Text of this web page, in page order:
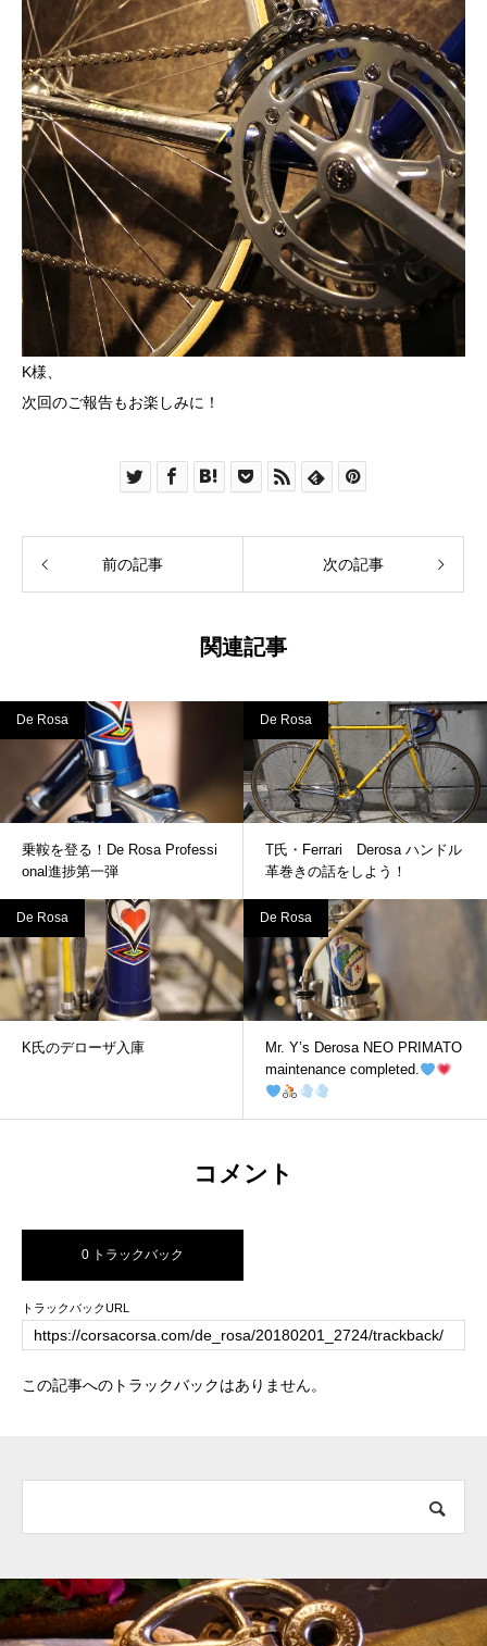
K様、
次回のご報告もお楽しみに！
前の記事 次の記事
関連記事
De Rosa
乗鞍を登る！De Rosa Professi
onal進捗第一弾
De Rosa
T氏・Ferrari Derosa ハンドル
革巻きの話をしよう！
De Rosa
K氏のデローザ入庫
De Rosa
Mr. Y’s Derosa NEO PRIMATO
maintenance completed.
コメント
0 トラックバック
トラックバックURL
この記事へのトラックバックはありません。